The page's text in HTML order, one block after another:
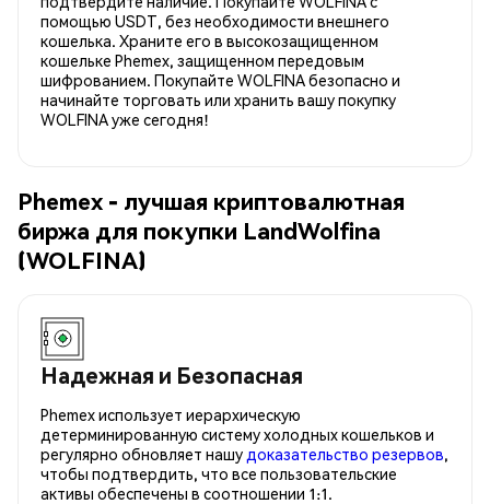
помощью USDT, без необходимости внешнего
кошелька. Храните его в высокозащищенном
кошельке Phemex, защищенном передовым
шифрованием. Покупайте WOLFINA безопасно и
начинайте торговать или хранить вашу покупку
WOLFINA уже сегодня!
Phemex - лучшая криптовалютная
биржа для покупки LandWolfina
(WOLFINA)
Надежная и Безопасная
Phemex использует иерархическую
детерминированную систему холодных кошельков и
регулярно обновляет нашу доказательство резервов,
чтобы подтвердить, что все пользовательские
активы обеспечены в соотношении 1:1.